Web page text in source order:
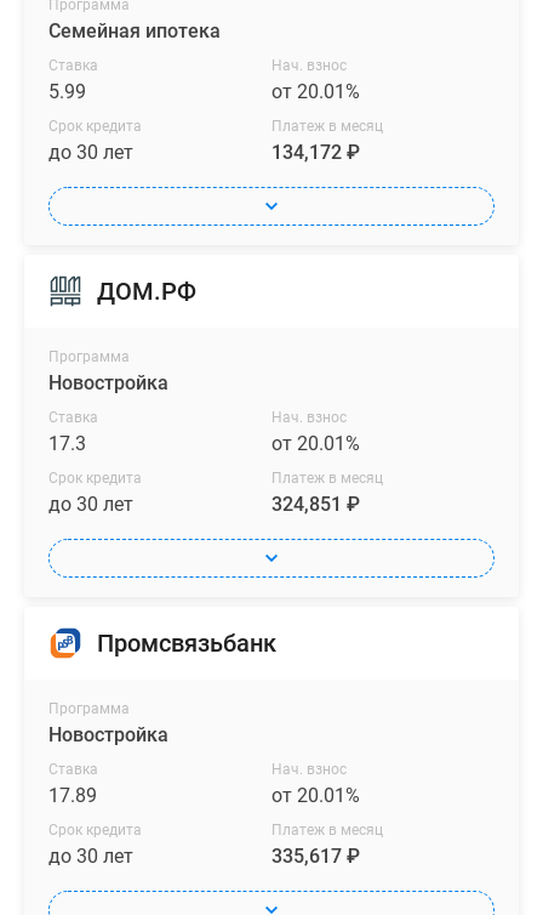
Программа
Семейная ипотека
Ставка
5.99
Нач. взнос
от 20.01%
Срок кредита
до 30 лет
Платеж в месяц
134,172 ₽
ДОМ.РФ
Программа
Новостройка
Ставка
17.3
Нач. взнос
от 20.01%
Срок кредита
до 30 лет
Платеж в месяц
324,851 ₽
Промсвязьбанк
Программа
Новостройка
Ставка
17.89
Нач. взнос
от 20.01%
Срок кредита
до 30 лет
Платеж в месяц
335,617 ₽